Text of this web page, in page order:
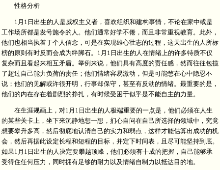
性格分析
1月1日出生的人是威权主义者，喜欢组织和建构事情，不论在家中或是
工作场所都是发号施令的人。他们通常好学不倦，而且非常重视教育。此外，
他们也相当执着于个人信念，可是在实现雄心壮志的过程，这天出生的人所标
榜的原则有时反而会成为绊脚石。1月1日出生的人在情绪上的许多特质不仅
复杂而且看起来相互矛盾。举例来说，他们具有高度的责任感，然而往往包揽
了超过自己能力负荷的责任；他们情绪容易激动，但是可能憋在心中隐忍不
说；他们的见解或许很开明，行事却保守，甚至有反动的情绪。最重要的是，
他们的内在存在着剧烈的挣扎，有时候受困于似乎是不能自主的力量。
在生涯规画上，对1月1日出生的人极端重要的一点是，他们必须在人生
的某些关卡上，坐下来沉静地想一想，扪心自问在自己所选择的领域中，究竟
想要攀升多高，然后彻底地认清自己的实力和弱点，这样才能估算出成功的机
会，然后再据此设定长程和短程的目标，并定下时间表，且尽可能坚持到底。
如果1月1日出生的人决定要攀越顶峰，他们必须有十成的把握，自己能够承
受得住任何压力，同时拥有足够的耐力以及情绪自制力以抵达目的地。